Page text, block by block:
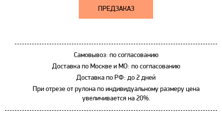
ПРЕДЗАКАЗ
Самовывоз: по согласованию
Доставка по Москве и МО: по согласованию
Доставка по РФ: до 2 дней
При отрезе от рулона по индивидуальному размеру цена
увеличивается на 20%.